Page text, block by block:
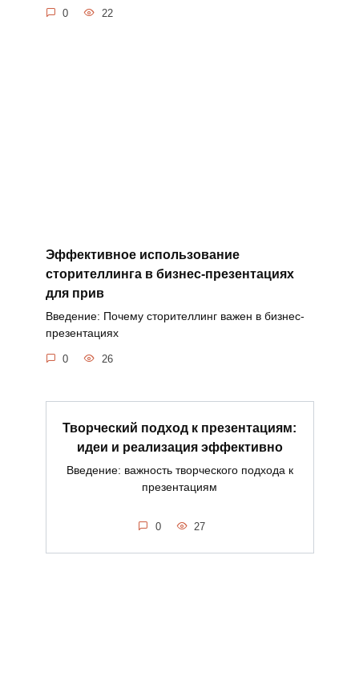
0 22
Эффективное использование
сторителлинга в бизнес-презентациях
для прив
Введение: Почему сторителлинг важен в бизнес-
презентациях
0 26
Творческий подход к презентациям:
идеи и реализация эффективно
Введение: важность творческого подхода к
презентациям
0 27